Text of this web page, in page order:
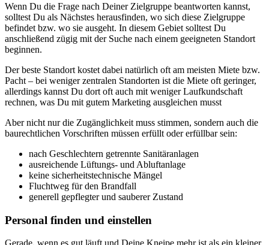
Wenn Du die Frage nach Deiner Zielgruppe beantworten kannst,
solltest Du als Nächstes herausfinden, wo sich diese Zielgruppe
befindet bzw. wo sie ausgeht. In diesem Gebiet solltest Du
anschließend zügig mit der Suche nach einem geeigneten Standort
beginnen.
Der beste Standort kostet dabei natürlich oft am meisten Miete bzw.
Pacht – bei weniger zentralen Standorten ist die Miete oft geringer,
allerdings kannst Du dort oft auch mit weniger Laufkundschaft
rechnen, was Du mit gutem Marketing ausgleichen musst
Aber nicht nur die Zugänglichkeit muss stimmen, sondern auch die
baurechtlichen Vorschriften müssen erfüllt oder erfüllbar sein:
nach Geschlechtern getrennte Sanitäranlagen
ausreichende Lüftungs- und Abluftanlage
keine sicherheitstechnische Mängel
Fluchtweg für den Brandfall
generell gepflegter und sauberer Zustand
Personal finden und einstellen